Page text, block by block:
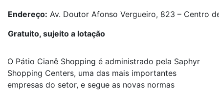
Endereço: Av. Doutor Afonso Vergueiro, 823 – Centro
Gratuito, sujeito a lotação
O Pátio Cianê Shopping é administrado pela Saphyr
Shopping Centers, uma das mais importantes
empresas do setor, e segue as novas normas